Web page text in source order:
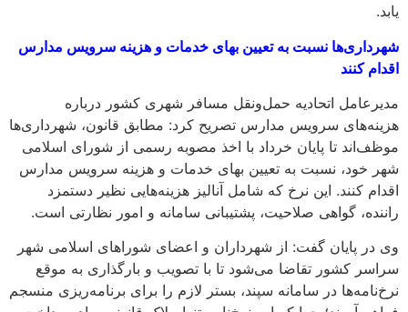
یابد.
شهرداری‌ها نسبت به تعیین بهای خدمات و هزینه سرویس مدارس
اقدام کنند
مدیرعامل اتحادیه حمل‌ونقل مسافر شهری کشور درباره
هزینه‌های سرویس مدارس تصریح کرد: مطابق قانون، شهرداری‌ها
موظف‌اند تا پایان خرداد با اخذ مصوبه رسمی از شورای اسلامی
شهر خود، نسبت به تعیین بهای خدمات و هزینه سرویس مدارس
اقدام کنند. این نرخ که شامل آنالیز هزینه‌هایی نظیر دستمزد
راننده، گواهی صلاحیت، پشتیبانی سامانه و امور نظارتی است.
وی در پایان گفت: از شهرداران و اعضای شوراهای اسلامی شهر
سراسر کشور تقاضا می‌شود تا با تصویب و بارگذاری به‌ موقع
نرخ‌نامه‌ها در سامانه سپند، بستر لازم را برای برنامه‌ریزی منسجم